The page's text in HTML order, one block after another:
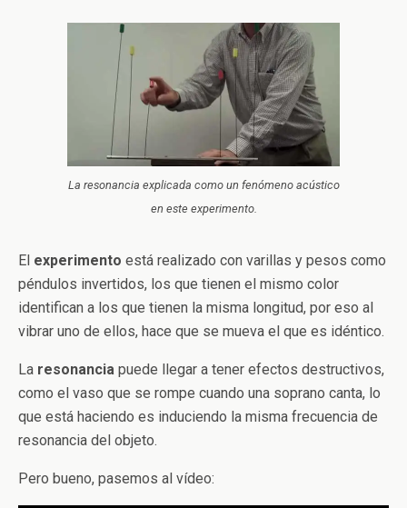
La resonancia explicada como un fenómeno acústico
en este experimento.
El experimento está realizado con varillas y pesos como
péndulos invertidos, los que tienen el mismo color
identifican a los que tienen la misma longitud, por eso al
vibrar uno de ellos, hace que se mueva el que es idéntico.
La resonancia puede llegar a tener efectos destructivos,
como el vaso que se rompe cuando una soprano canta, lo
que está haciendo es induciendo la misma frecuencia de
resonancia del objeto.
Pero bueno, pasemos al vídeo: